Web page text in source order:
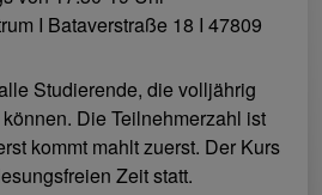
I Bataverstraße 18 I 47809
Studierende, die volljährig
Die Teilnehmerzahl ist
kommt mahlt zuerst. Der Kurs
Zeit statt.